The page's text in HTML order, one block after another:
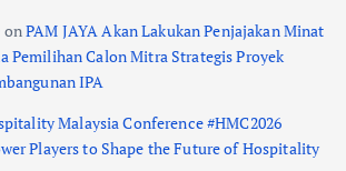
onPAM JAYA Akan Lakukan Penjajakan Minat
Pemilihan Calon Mitra Strategis Proyek
IPA
Malaysia Conference #HMC2026
Players to Shape the Future of Hospitality